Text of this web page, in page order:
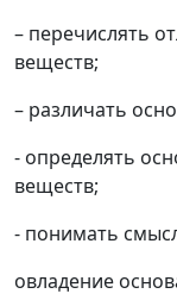
– перечислять
веществ;
– различать
- определять
веществ;
- понимать
овладение